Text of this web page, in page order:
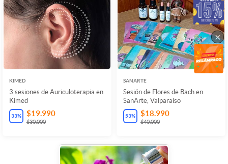
KIMED
3 sesiones de Auriculoterapia en
Kimed
33% $19.990
$30.000
SANARTE
Sesión de Flores de Bach en
SanArte, Valparaíso
53% $18.990
$40.000
×